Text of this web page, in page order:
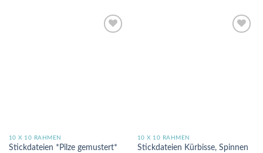
10 X 10 RAHMEN
Stickdateien *Pilze gemustert*
10 X 10 RAHMEN
Stickdateien Kürbisse, Spinnen